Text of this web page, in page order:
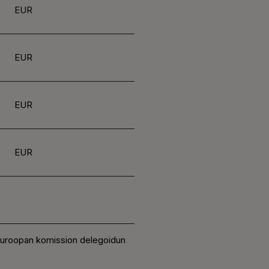
EUR
EUR
EUR
EUR
komission delegoidun